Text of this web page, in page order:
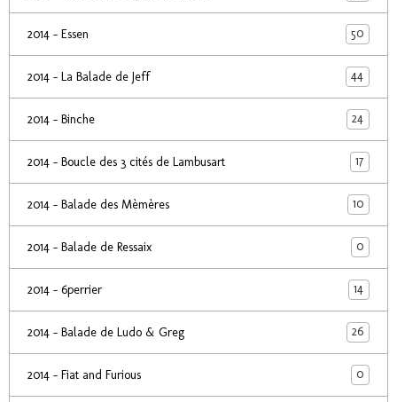
2014 - Essen 50
2014 - La Balade de Jeff 44
2014 - Binche 24
2014 - Boucle des 3 cités de Lambusart 17
2014 - Balade des Mèmères 10
2014 - Balade de Ressaix 0
2014 - 6perrier 14
2014 - Balade de Ludo & Greg 26
2014 - Fiat and Furious 0